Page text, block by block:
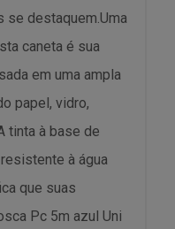
se destaquem.Uma
caneta é sua
em uma ampla
papel, vidro,
tinta à base de
à água
que suas
Pc 5m azul Uni